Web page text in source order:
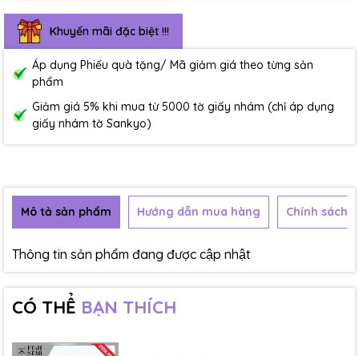
Khuyến mãi đặc biệt !!!
Áp dụng Phiếu quà tặng/ Mã giảm giá theo từng sản
phẩm
Giảm giá 5% khi mua từ 5000 tờ giấy nhám (chỉ áp dụng
giấy nhám tờ Sankyo)
Mô tả sản phẩm Hướng dẫn mua hàng Chính sách
Thông tin sản phẩm đang được cập nhật
CÓ THỂ BẠN THÍCH